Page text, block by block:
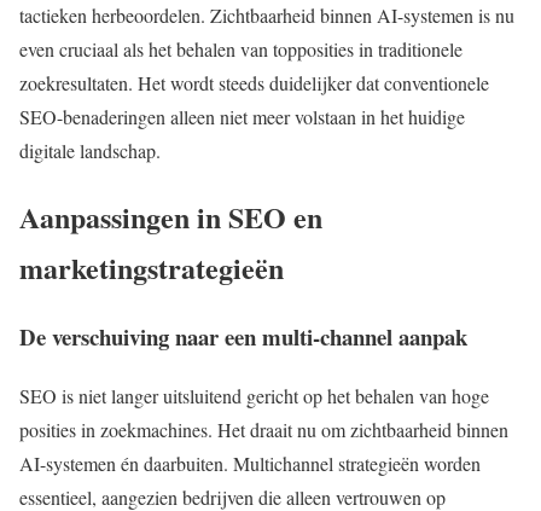
tactieken herbeoordelen. Zichtbaarheid binnen AI-systemen is nu
even cruciaal als het behalen van topposities in traditionele
zoekresultaten. Het wordt steeds duidelijker dat conventionele
SEO-benaderingen alleen niet meer volstaan in het huidige
digitale landschap.
Aanpassingen in SEO en
marketingstrategieën
De verschuiving naar een multi-channel aanpak
SEO is niet langer uitsluitend gericht op het behalen van hoge
posities in zoekmachines. Het draait nu om zichtbaarheid binnen
AI-systemen én daarbuiten. Multichannel strategieën worden
essentieel, aangezien bedrijven die alleen vertrouwen op